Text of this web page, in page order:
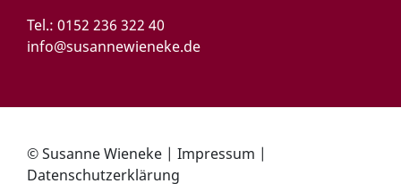
Tel.: 0152 236 322 40
info@susannewieneke.de
© Susanne Wieneke | Impressum |
Datenschutzerklärung